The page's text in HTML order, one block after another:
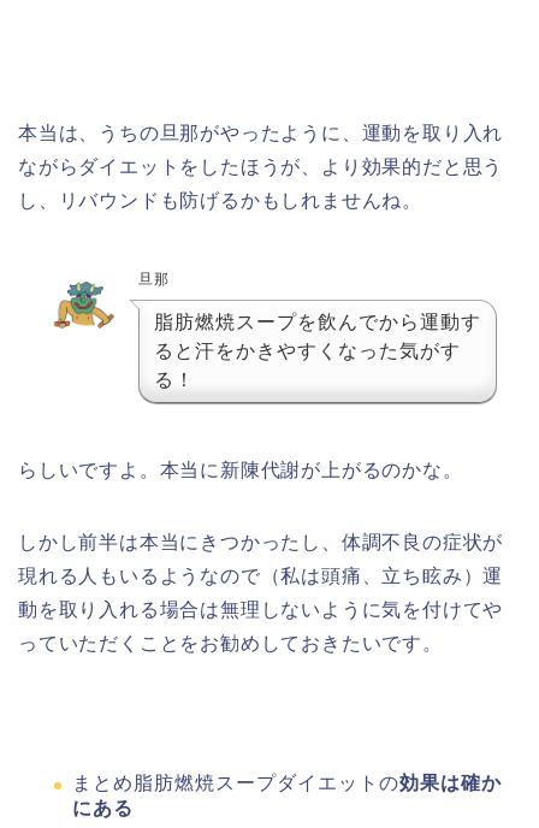
本当は、うちの旦那がやったように、運動を取り入れ
ながらダイエットをしたほうが、より効果的だと思う
し、リバウンドも防げるかもしれませんね。
旦那
脂肪燃焼スープを飲んでから運動す
ると汗をかきやすくなった気がす
る！
らしいですよ。本当に新陳代謝が上がるのかな。
しかし前半は本当にきつかったし、体調不良の症状が
現れる人もいるようなので（私は頭痛、立ち眩み）運
動を取り入れる場合は無理しないように気を付けてや
っていただくことをお勧めしておきたいです。
まとめ 脂肪燃焼スープダイエットの効果は確か
にある